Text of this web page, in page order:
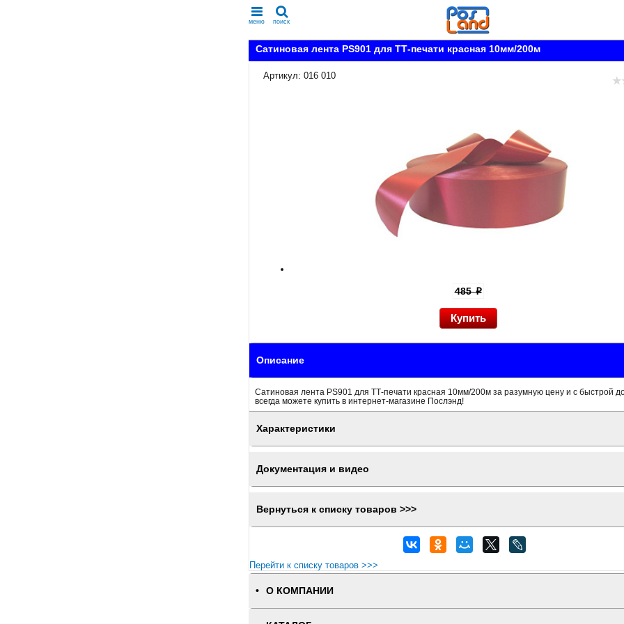
меню поиск
Сатиновая лента PS901 для ТТ-печати красная 10мм/200м
Артикул: 016 010
485p
Описание
Сатиновая лента PS901 для ТТ-печати красная 10мм/200м за разумную цену и с быстрой
всегда можете купить в интернет-магазине Послэнд!
Характеристики
Документация и видео
Вернуться к списку товаров >>>
Перейти к списку товаров >>>
О КОМПАНИИ